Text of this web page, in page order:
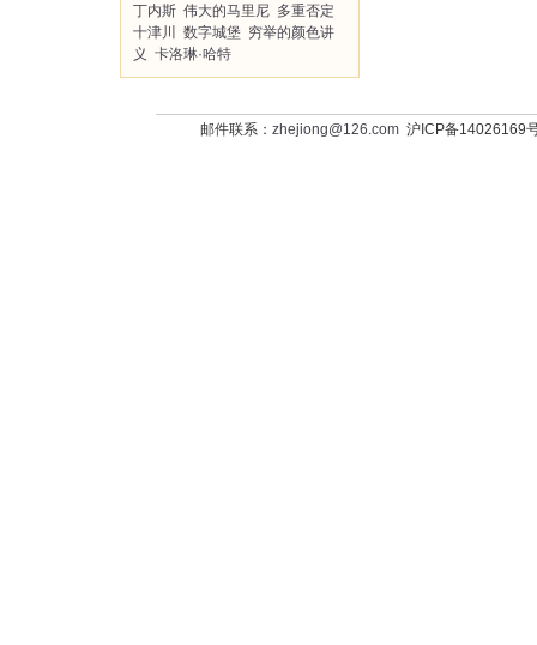
丁内斯 伟大的马里尼 多重否定
十津川
数字城堡 穷举的颜色讲
义 卡洛琳·哈特
邮件联系： zhejiong@126.com沪ICP备14026169